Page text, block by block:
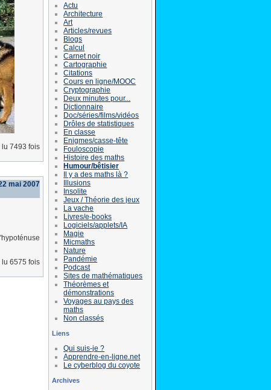
lu 7493 fois
mai 2007
lu 6575 fois
Actu
Architecture
Art
Articles/revues
Blogs
Calcul
Carnet noir
Cartographie
Citations
Cours en ligne/MOOC
Cryptographie
Deux minutes pour...
Dictionnaire
Doc/séries/films/vidéos
Drôles de statistiques
En classe
Enigmes/casse-tête
Fouloscopie
Histoire des maths
Humour/bêtisier
Il y a des maths là ?
Illusions
Insolite
Jeux / Théorie des jeux
La vache
Livres/e-books
Logiciels/applets/IA
Magie
Micmaths
Nature
Pandémie
Podcast
Sites de mathématiques
Théorèmes et
démonstrations
Voyages au pays des
maths
Non classés
Liens
Qui suis-je ?
Apprendre-en-ligne.net
Le cyberblog du coyote
Archives